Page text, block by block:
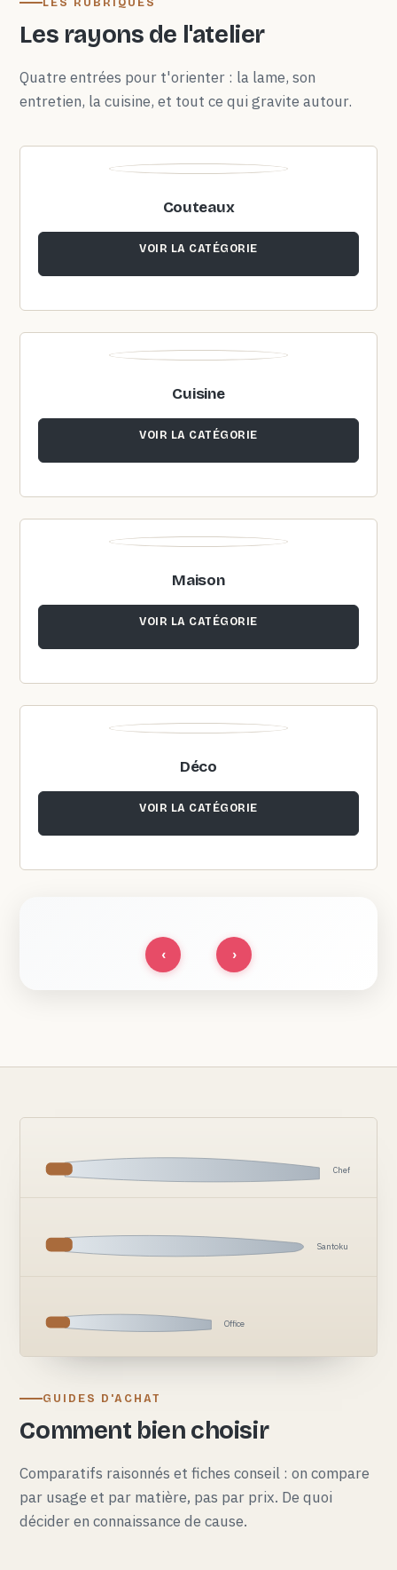
Les rayons de l'atelier
Quatre entrées pour t'orienter : la lame, son
entretien, la cuisine, et tout ce qui gravite autour.
Couteaux
VOIR LA CATÉGORIE
Cuisine
VOIR LA CATÉGORIE
Maison
VOIR LA CATÉGORIE
Déco
VOIR LA CATÉGORIE
‹ ›
Chef
Santoku
Office
GUIDES D'ACHAT
Comment bien choisir
Comparatifs raisonnés et fiches conseil : on compare
par usage et par matière, pas par prix. De quoi
décider en connaissance de cause.